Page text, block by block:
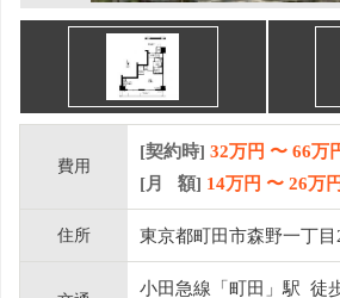
費用
[契約時] 32万円 〜 66万
[月 額] 14万円 〜 26万
住所 東京都町田市森野一丁目
小田急線「町田」駅 徒